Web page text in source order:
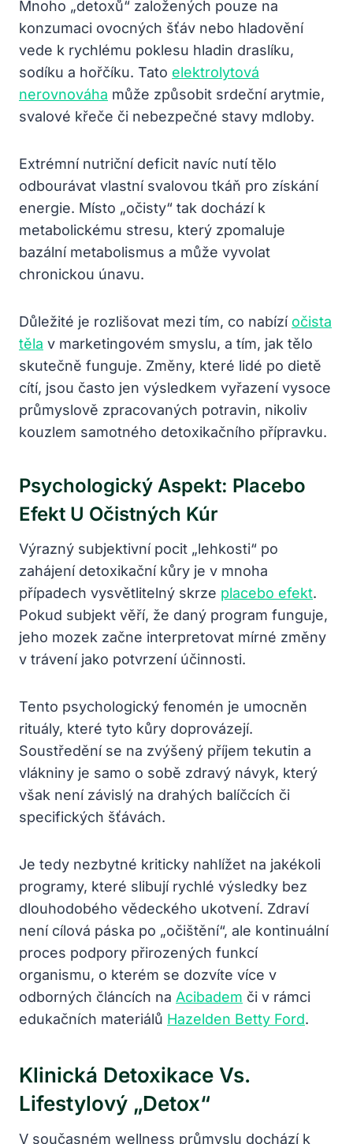
Mnoho „detoxů“ založených pouze na
konzumaci ovocných šťáv nebo hladovění
vede k rychlému poklesu hladin draslíku,
sodíku a hořčíku. Tato elektrolytová
nerovnováha může způsobit srdeční arytmie,
svalové křeče či nebezpečné stavy mdloby.
Extrémní nutriční deficit navíc nutí tělo
odbourávat vlastní svalovou tkáň pro získání
energie. Místo „očisty“ tak dochází k
metabolickému stresu, který zpomaluje
bazální metabolismus a může vyvolat
chronickou únavu.
Důležité je rozlišovat mezi tím, co nabízí očista
těla v marketingovém smyslu, a tím, jak tělo
skutečně funguje. Změny, které lidé po dietě
cítí, jsou často jen výsledkem vyřazení vysoce
průmyslově zpracovaných potravin, nikoliv
kouzlem samotného detoxikačního přípravku.
Psychologický Aspekt: Placebo
Efekt U Očistných Kúr
Výrazný subjektivní pocit „lehkosti“ po
zahájení detoxikační kůry je v mnoha
případech vysvětlitelný skrze placebo efekt.
Pokud subjekt věří, že daný program funguje,
jeho mozek začne interpretovat mírné změny
v trávení jako potvrzení účinnosti.
Tento psychologický fenomén je umocněn
rituály, které tyto kůry doprovázejí.
Soustředění se na zvýšený příjem tekutin a
vlákniny je samo o sobě zdravý návyk, který
však není závislý na drahých balíčcích či
specifických šťávách.
Je tedy nezbytné kriticky nahlížet na jakékoli
programy, které slibují rychlé výsledky bez
dlouhodobého vědeckého ukotvení. Zdraví
není cílová páska po „očištění“, ale kontinuální
proces podpory přirozených funkcí
organismu, o kterém se dozvíte více v
odborných článcích na Acibadem či v rámci
edukačních materiálů Hazelden Betty Ford.
Klinická Detoxikace Vs.
Lifestylový „detox“
V současném wellness průmyslu dochází k